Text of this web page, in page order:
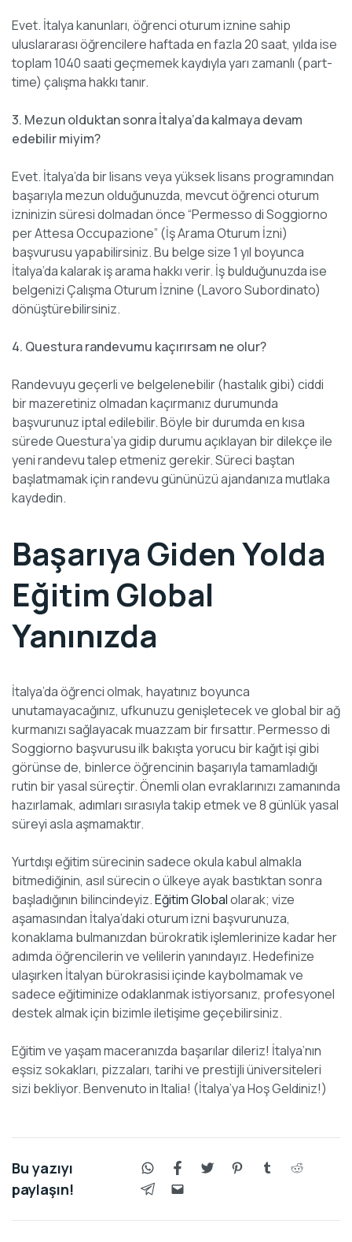
Evet. İtalya kanunları, öğrenci oturum iznine sahip
uluslararası öğrencilere haftada en fazla 20 saat, yılda ise
toplam 1040 saati geçmemek kaydıyla yarı zamanlı (part-
time) çalışma hakkı tanır.
3. Mezun olduktan sonra İtalya’da kalmaya devam
edebilir miyim?
Evet. İtalya’da bir lisans veya yüksek lisans programından
başarıyla mezun olduğunuzda, mevcut öğrenci oturum
izninizin süresi dolmadan önce “Permesso di Soggiorno
per Attesa Occupazione” (İş Arama Oturum İzni)
başvurusu yapabilirsiniz. Bu belge size 1 yıl boyunca
İtalya’da kalarak iş arama hakkı verir. İş bulduğunuzda ise
belgenizi Çalışma Oturum İznine (Lavoro Subordinato)
dönüştürebilirsiniz.
4. Questura randevumu kaçırırsam ne olur?
Randevuyu geçerli ve belgelenebilir (hastalık gibi) ciddi
bir mazeretiniz olmadan kaçırmanız durumunda
başvurunuz iptal edilebilir. Böyle bir durumda en kısa
sürede Questura’ya gidip durumu açıklayan bir dilekçe ile
yeni randevu talep etmeniz gerekir. Süreci baştan
başlatmamak için randevu gününüzü ajandanıza mutlaka
kaydedin.
Başarıya Giden Yolda
Eğitim Global
Yanınızda
İtalya’da öğrenci olmak, hayatınız boyunca
unutamayacağınız, ufkunuzu genişletecek ve global bir ağ
kurmanızı sağlayacak muazzam bir fırsattır. Permesso di
Soggiorno başvurusu ilk bakışta yorucu bir kağıt işi gibi
görünse de, binlerce öğrencinin başarıyla tamamladığı
rutin bir yasal süreçtir. Önemli olan evraklarınızı zamanında
hazırlamak, adımları sırasıyla takip etmek ve 8 günlük yasal
süreyi asla aşmamaktır.
Yurtdışı eğitim sürecinin sadece okula kabul almakla
bitmediğinin, asıl sürecin o ülkeye ayak bastıktan sonra
başladığının bilincindeyiz.Eğitim Globalolarak; vize
aşamasından İtalya’daki oturum izni başvurunuza,
konaklama bulmanızdan bürokratik işlemlerinize kadar her
adımda öğrencilerin ve velilerin yanındayız. Hedefinize
ulaşırken İtalyan bürokrasisi içinde kaybolmamak ve
sadece eğitiminize odaklanmak istiyorsanız, profesyonel
destek almak için bizimle iletişime geçebilirsiniz.
Eğitim ve yaşam maceranızda başarılar dileriz! İtalya’nın
eşsiz sokakları, pizzaları, tarihi ve prestijli üniversiteleri
sizi bekliyor. Benvenuto in Italia! (İtalya’ya Hoş Geldiniz!)
Bu yazıyı
paylaşın!